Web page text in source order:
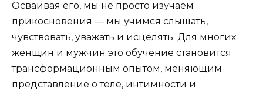
Осваивая его, мы не просто изучаем
прикосновения — мы учимся слышать,
чувствовать, уважать и исцелять. Для многих
женщин и мужчин это обучение становится
трансформационным опытом, меняющим
представление о теле, интимности и